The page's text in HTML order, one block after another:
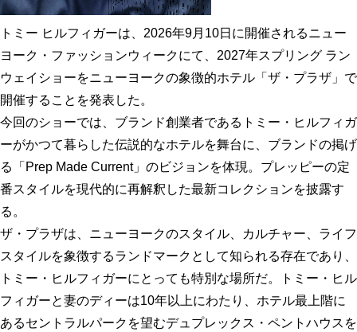
トミー ヒルフィガーは、2026年9月10日に開催されるニュー
ヨーク・ファッションウィークにて、2027年スプリング ラン
ウェイショーをニューヨークの象徴的ホテル「ザ・プラザ」で
開催することを発表した。
今回のショーでは、ブランド創業者であるトミー・ヒルフィガ
ーがかつて暮らした伝説的なホテルを舞台に、ブランドの掲げ
る「Prep Made Current」のビジョンを体現。プレッピーの定
番スタイルを現代的に再解釈した最新コレクションを披露す
る。
ザ・プラザは、ニューヨークのスタイル、カルチャー、ライフ
スタイルを象徴するランドマークとして知られる存在であり、
トミー・ヒルフィガーにとっても特別な場所だ。トミー・ヒル
フィガーと妻のディーは10年以上にわたり、ホテル最上階に
あるセントラルパークを望むデュプレックス・ペントハウスを